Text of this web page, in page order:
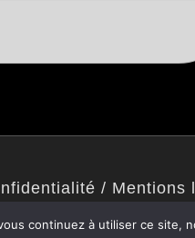
/ Mentions
légales
continuez à utiliser ce site,